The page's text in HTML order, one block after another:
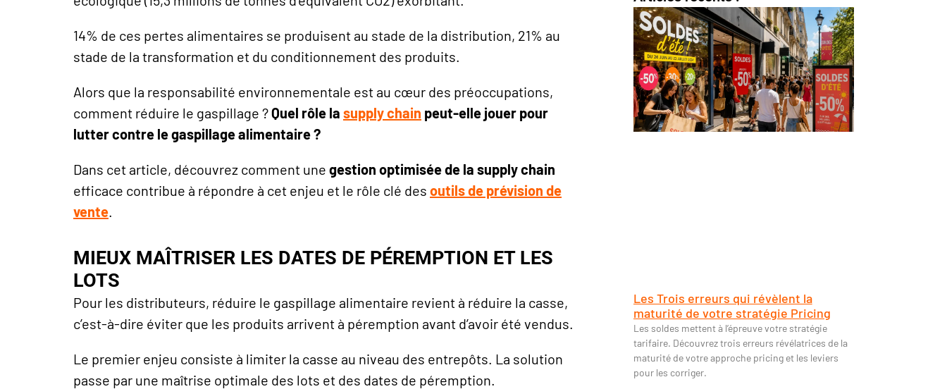
14% de ces pertes alimentaires se produisent au stade de la distribution, 21% au
stade de la transformation et du conditionnement des produits.
Alors que la responsabilité environnementale est au cœur des préoccupations,
comment réduire le gaspillage ?Quel rôle la supply chain peut-elle jouer pour
lutter contre le gaspillage alimentaire ?
Dans cet article, découvrez comment une gestion optimisée de la supply chain
efficace contribue à répondre à cet enjeu et le rôle clé des outils de prévision de
vente.
MIEUX MAÎTRISER LES DATES DE PÉREMPTION ET LES
LOTS
Pour les distributeurs, réduire le gaspillage alimentaire revient à réduire la casse,
c’est-à-dire éviter que les produits arrivent à péremption avant d’avoir été vendus.
Le premier enjeu consiste à limiter la casse au niveau des entrepôts. La solution
passe par une maîtrise optimale des lots et des dates de péremption.
Les Trois erreurs qui révèlent la
maturité de votre stratégie Pricing
Les soldes mettent à l’épreuve votre stratégie
tarifaire. Découvrez trois erreurs révélatrices de la
maturité de votre approche pricing et les leviers
pour les corriger.